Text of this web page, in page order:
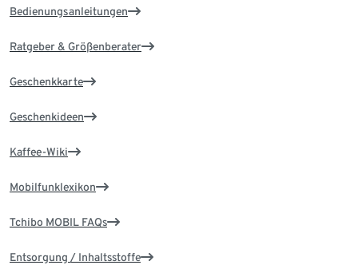
Bedienungsanleitungen
Ratgeber & Größenberater
Geschenkkarte
Geschenkideen
Kaffee-Wiki
Mobilfunklexikon
Tchibo MOBIL FAQs
Entsorgung / Inhaltsstoffe